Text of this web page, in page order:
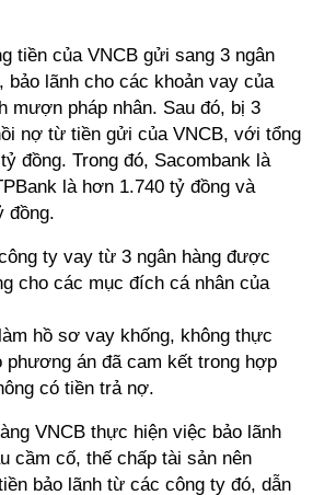
tiền của VNCB gửi sang 3 ngân
bảo lãnh cho các khoản vay của
mượn pháp nhân. Sau đó, bị 3
nợ từ tiền gửi của VNCB, với tổng
đồng. Trong đó, Sacombank là
là hơn 1.740 tỷ đồng và
đồng.
ty vay từ 3 ngân hàng được
cho các mục đích cá nhân của
hồ sơ vay khống, không thực
phương án đã cam kết trong hợp
có tiền trả nợ.
VNCB thực hiện việc bảo lãnh
cầm cố, thế chấp tài sản nên
bảo lãnh từ các công ty đó, dẫn